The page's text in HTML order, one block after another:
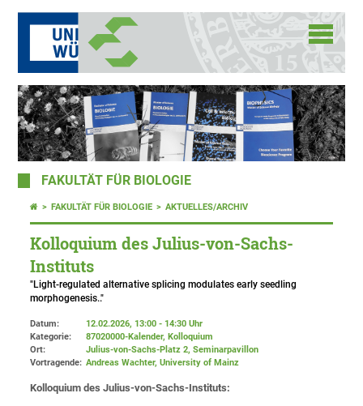
FAKULTÄT FÜR BIOLOGIE
FAKULTÄT FÜR BIOLOGIE AKTUELLES/ARCHIV
Kolloquium des Julius-von-Sachs-
Instituts
"Light-regulated alternative splicing modulates early seedling
morphogenesis.."
Datum:
12.02.2026, 13:00 - 14:30 Uhr
Kategorie:
87020000-Kalender, Kolloquium
Ort:
Julius-von-Sachs-Platz 2, Seminarpavillon
Vortragende: Andreas Wachter, University of Mainz
Kolloquium des Julius-von-Sachs-Instituts: